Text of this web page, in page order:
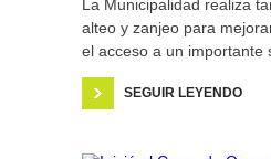
La Municipalidad realiza
alteo y zanjeo para
el acceso a un importante
SEGUIR LEYENDO